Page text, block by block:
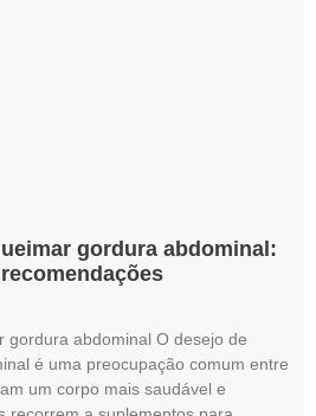
gordura abdominal:
gordura abdominal O desejo de
é uma preocupação comum entre
um corpo mais saudável e